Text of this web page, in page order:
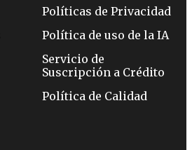
Políticas de Privacidad
Política de uso de la IA
Servicio de
Suscripción a Crédito
Política de Calidad